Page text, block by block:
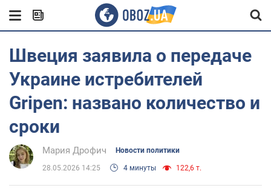
Швеция заявила о передаче
Украине истребителей
Gripen: названо количество и
сроки
Мария Дрофич Новости политики
28.05.2026 14:25 4 минуты 122,6 т.